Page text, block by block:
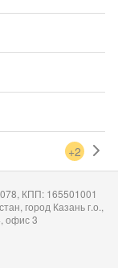
+2
КПП: 165501001
город Казань г.о.,
офис 3